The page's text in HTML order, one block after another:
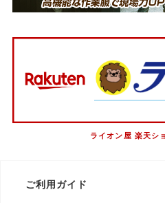
ライオン屋 楽天シ
ご利用ガイド